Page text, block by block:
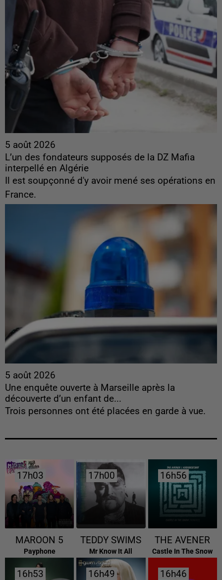
5 août 2026
L’un des fondateurs supposés de la DZ Mafia
interpellé en Algérie
Il est soupçonné d'y avoir mené ses opérations en
France.
5 août 2026
Une enquête ouverte à Marseille après la
découverte d’un enfant de...
Trois personnes ont été placées en garde à vue.
17h03
17h03
MAROON 5
Payphone
17h00
17h00
TEDDY SWIMS
Mr Know It All
16h56
16h56
THE AVENER
Castle In The Snow
16h53
16h53 16h49
16h49 16h46
16h46